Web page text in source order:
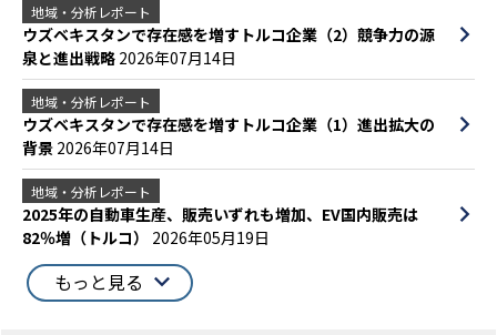
地域・分析レポート
ウズベキスタンで存在感を増すトルコ企業（2）競争力の源
泉と進出戦略 2026年07月14日
地域・分析レポート
ウズベキスタンで存在感を増すトルコ企業（1）進出拡大の
背景 2026年07月14日
地域・分析レポート
2025年の自動車生産、販売いずれも増加、EV国内販売は
82％増（トルコ） 2026年05月19日
もっと見る